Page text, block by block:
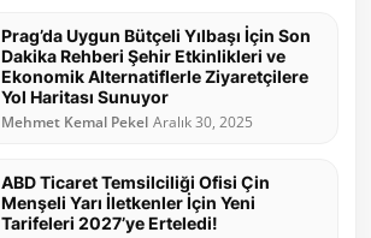
Prag’da Uygun Bütçeli Yılbaşı İçin Son
Dakika Rehberi Şehir Etkinlikleri ve
Ekonomik Alternatiflerle Ziyaretçilere
Yol Haritası Sunuyor
Mehmet Kemal Pekel Aralık 30, 2025
ABD Ticaret Temsilciliği Ofisi Çin
Menşeli Yarı İletkenler İçin Yeni
Tarifeleri 2027’ye Erteledi!